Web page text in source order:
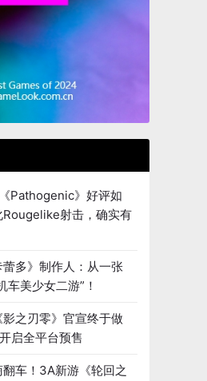
Pathogenic》好评如
Rougelike射击，确实有
多》制作人：从一张
车美少女二游”！
之刃零》官宣终于做
启全平台预售
车！3A新游《轮回之